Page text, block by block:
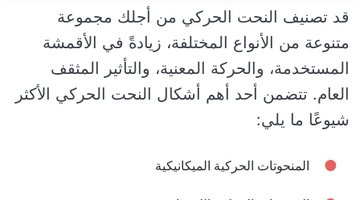
قد تصنيف النحت الحركي من أجلك مجموعة
متنوعة من الأنواع المختلفة، زيادةً في الأقمشة
المستخدمة، والحركة المعنية، والتأثير المثقف
العام. تتضمن أحد أهم أشكال النحت الحركي الأكثر
شيوعًا ما يلي:
المنحوتات الحركية الميكانيكية